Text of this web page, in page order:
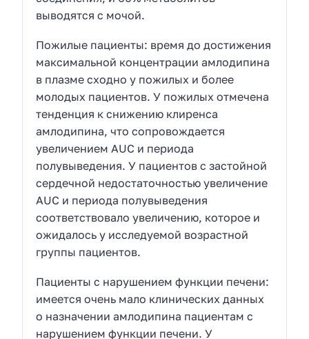
выводятся с мочой.
Пожилые пациенты: время до достижения
максимальной концентрации амлодипина
в плазме сходно у пожилых и более
молодых пациентов. У пожилых отмечена
тенденция к снижению клиренса
амлодипина, что сопровождается
увеличением AUC и периода
полувыведения. У пациентов с застойной
сердечной недостаточностью увеличение
AUC и периода полувыведения
соответствовало увеличению, которое и
ожидалось у исследуемой возрастной
группы пациентов.
Пациенты с нарушением функции печени:
имеется очень мало клинических данных
о назначении амлодипина пациентам с
нарушением функции печени. У